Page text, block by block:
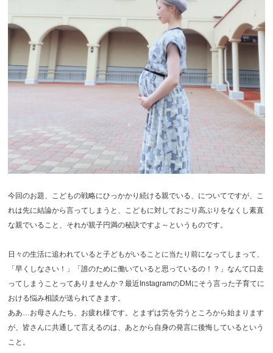
今回のお題、こどもの戦略にひっかかり続ける親でいる、についてですが、こ
れは先に結論から言ってしまうと、こどもに対しておごり高ぶりをなくし素直
な親でいること、それが親子円満の秘訣ですよ～というものです。
日々の生活に追われていると子どもがいることに当たり前になってしまって、
「早くしなさい！」「誰のために働いていると思っているの！？」なんて口走
ってしまうことってありませんか？最近InstagramのDMにそう言った子育てに
おける悩み相談が送られてきます。
ああ…お母さんたち、お疲れ様です。とまずは労を労うところから始まります
が、皆さんに共通して言えるのは、あとから自身の発言に後悔しているという
こと。